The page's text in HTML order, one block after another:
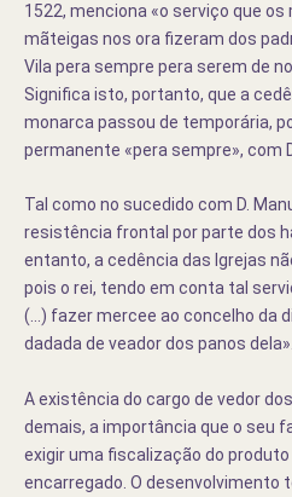
1522, menciona «o serviço que os
mãteigas nos ora fizeram dos
Vila pera sempre pera serem de
Significa isto, portanto, que a
monarca passou de temporária,
permanente «pera sempre», com D.
Tal como no sucedido com D.
resistência frontal por parte dos
entanto, a cedência das Igrejas
pois o rei, tendo em conta tal
(…) fazer mercee ao concelho da
dadada de veador dos panos dela».
A existência do cargo de vedor
demais, a importância que o seu
exigir uma fiscalização do
encarregado. O desenvolvimento